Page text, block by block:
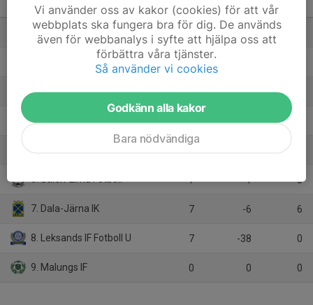
Dalarna
M +/-
1. IFK Rättvik FK
2. Gustafs GoIF U
3. IFK Mora FK 8 8
4. Färnäs SK 8 7
6. Sälen-Lima Fotboll 7 -1 8
7. Dala-Järna IK 7 -6 6
8. Leksands IF Fotboll U 7 -38 0
9. Malungs IF 0 0 0
Vi använder oss av kakor (cookies) för att vår
webbplats ska fungera bra för dig. De används
även för webbanalys i syfte att hjälpa oss att
förbättra våra tjänster.
Så använder vi cookies
Godkänn alla kakor
Bara nödvändiga